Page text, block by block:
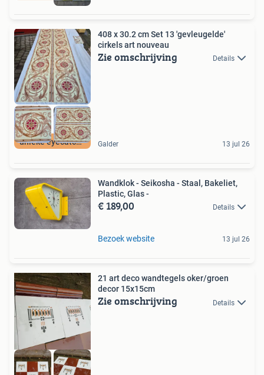
unieke eyecatchers
408 x 30.2 cm Set 13 'gevleugelde'
cirkels art nouveau
Zie omschrijving Details
Galder 13 jul 26
Wandklok - Seikosha - Staal, Bakeliet,
Plastic, Glas -
€ 189,00 Details
Bezoek website 13 jul 26
21 art deco wandtegels oker/groen
decor 15x15cm
Zie omschrijving Details